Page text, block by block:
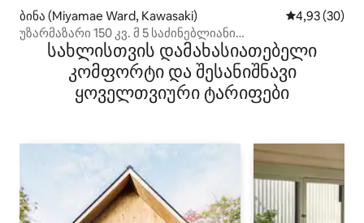
ბინა (Miyamae Ward, Kawasaki) საშუალო
4,93 (30)
უზარმაზარი 150 კვ. მ 5 საძინებლიანი
საცხოვრებელი / მარტივად მისასვლელი შიბუიასა და
იოკოჰამაში
სახლისთვის დამახასიათებელი
კომფორტი და შესანიშნავი
ყოველთვიური ტარიფები